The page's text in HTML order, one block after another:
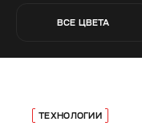
ВСЕ ЦВЕТА
ТЕХНОЛОГИИ